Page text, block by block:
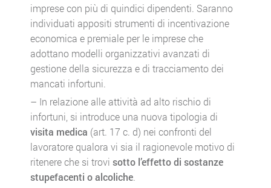
imprese con più di quindici dipendenti. Saranno
individuati appositi strumenti di incentivazione
economica e premiale per le imprese che
adottano modelli organizzativi avanzati di
gestione della sicurezza e di tracciamento dei
mancati infortuni.
– In relazione alle attività ad alto rischio di
infortuni, si introduce una nuova tipologia di
visita medica (art. 17 c. d) nei confronti del
lavoratore qualora vi sia il ragionevole motivo di
ritenere che si trovi sotto l’effetto di sostanze
stupefacenti o alcoliche.